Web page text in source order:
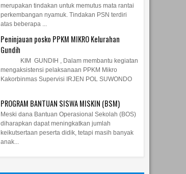
merupakan tindakan untuk memutus mata rantai
perkembangan nyamuk. Tindakan PSN terdiri
atas beberapa ...
Peninjauan posko PPKM MIKRO Kelurahan
Gundih
KIM GUNDIH , Dalam membantu kegiatan
mengaksistensi pelaksanaan PPKM Mikro
Kakorbinmas Supervisi IRJEN POL SUWONDO
PROGRAM BANTUAN SISWA MISKIN (BSM)
Meski dana Bantuan Operasional Sekolah (BOS)
diharapkan dapat meningkatkan jumlah
keikutsertaan peserta didik, tetapi masih banyak
anak...